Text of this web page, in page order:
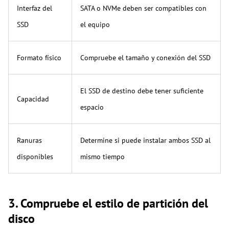
Interfaz del
SSD
SATA o NVMe deben ser compatibles con
el equipo
Formato físico Compruebe el tamaño y conexión del SSD
Capacidad
El SSD de destino debe tener suficiente
espacio
Ranuras
disponibles
Determine si puede instalar ambos SSD al
mismo tiempo
3. Compruebe el estilo de partición del
disco